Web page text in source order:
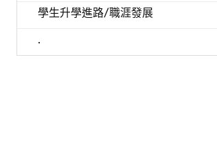
學生升學進路/職涯發展
.